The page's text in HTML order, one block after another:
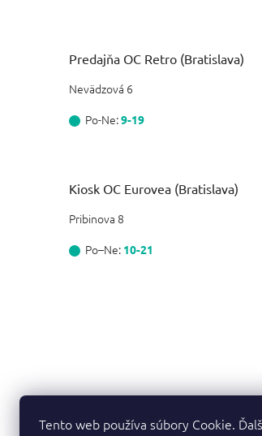
Tento web používa súbory Cookie.
Predajňa OC Retro (Bratislava)
Nevädzová 6
Po-Ne:9-19
Kiosk OC Eurovea (Bratislava)
Pribinova 8
Po–Ne: 10-21